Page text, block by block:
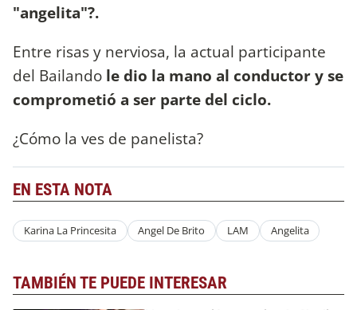
"angelita"?.
Entre risas y nerviosa, la actual participante
del Bailando le dio la mano al conductor y se
comprometió a ser parte del ciclo.
¿Cómo la ves de panelista?
EN ESTA NOTA
Karina La Princesita Angel De Brito LAM Angelita
TAMBIÉN TE PUEDE INTERESAR